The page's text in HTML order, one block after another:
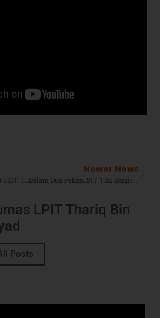
EXPO Gebyar Talenta 2023 SDIT TBZ Jatimulya : Setitik Bakti Untuk Negeri.
Newer News
Dalam Dua Pekan, SIT TBZ Banjir Prestasi Dari Peserta Didiknya.
LPIT Thariq Bin
Posts